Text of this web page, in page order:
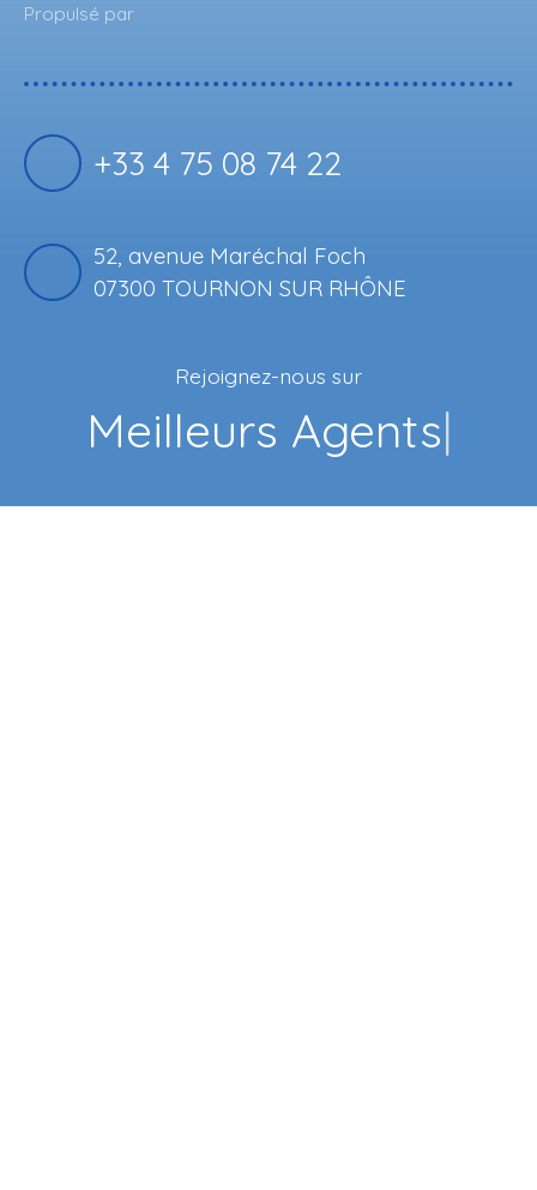
Propulsé par
+33 4 75 08 74 22
52, avenue Maréchal Foch
07300 TOURNON SUR RHÔNE
Rejoignez-nous sur
Face|